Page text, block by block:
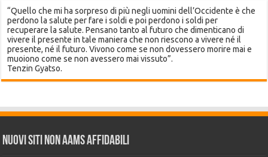
“Quello che mi ha sorpreso di più negli uomini dell’Occidente è che
perdono la salute per fare i soldi e poi perdono i soldi per
recuperare la salute. Pensano tanto al futuro che dimenticano di
vivere il presente in tale maniera che non riescono a vivere né il
presente, né il futuro. Vivono come se non dovessero morire mai e
muoiono come se non avessero mai vissuto”.
Tenzin Gyatso.
Nuovi siti non AAMS affidabili